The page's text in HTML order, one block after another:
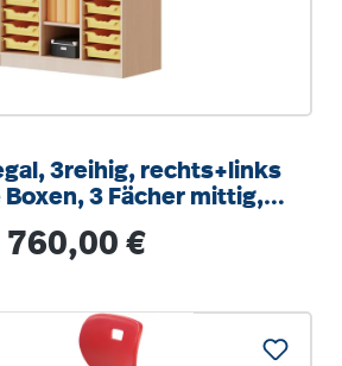
3reihig, rechts+links
Boxen, 3 Fächer mittig,
Regulärer Preis:
760,00 €